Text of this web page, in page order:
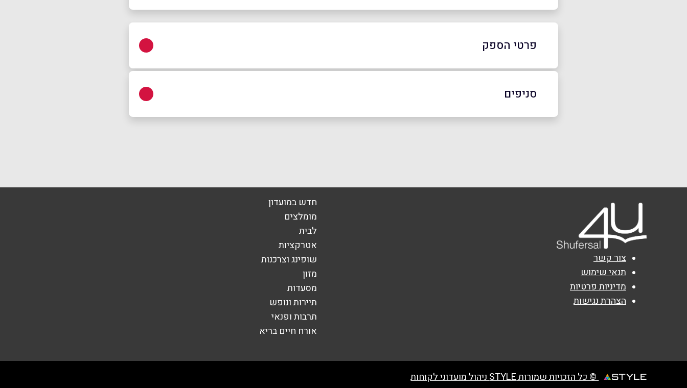
פרטי הספק
03-698-9819
באתר
טלפון* אימייל*
סניפים
צור קשר
תנאי שימוש
מדיניות פרטיות
הצהרת נגישות
חדש במועדון
מומלצים
לבית
אטרקציות
שופינג וצרכנות
מזון
מסעדות
תיירות ונופש
תרבות ופנאי
אורח חיים בריא
© כל הזכויות שמורות STYLE ניהול מועדוני לקוחות